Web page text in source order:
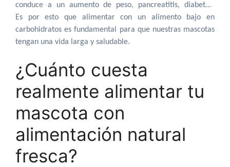
conduce a un aumento de peso, pancreatitis, diabetes,
cáncer, etc.
Es por esto que alimentar con un alimento bajo en
carbohidratos es fundamental para que nuestras mascotas
tengan una vida larga y saludable.
¿Cuánto cuesta
realmente alimentar tu
mascota con
alimentación natural
fresca?